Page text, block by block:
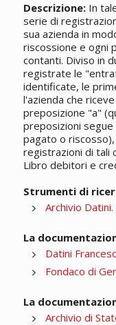
Descrizione:In
serie di
sua azienda in
riscossione e ogni
contanti. Diviso in
registrate le
identificate, le
l'azienda che
preposizione "a"
preposizioni segue
pagato o riscosso),
registrazioni di tali
Libro debitori e
Strumenti di
Archivio
La
Datini
Fondaco di
La
Archivio di